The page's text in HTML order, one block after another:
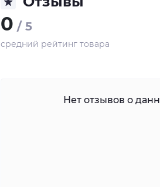
0 / 5
средний рейтинг товара
Нет отзывов о